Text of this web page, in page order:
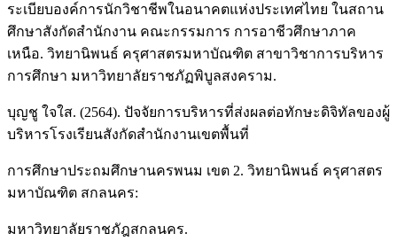
ระเบียบองค์การนักวิชาชีพในอนาคตแห่งประเทศไทย ในสถาน
ศึกษาสังกัดสำนักงาน คณะกรรมการ การอาชีวศึกษาภาค
เหนือ. วิทยานิพนธ์ ครุศาสตรมหาบัณฑิต สาขาวิชาการบริหาร
การศึกษา มหาวิทยาลัยราชภัฏพิบูลสงคราม.
บุญชู ใจใส. (2564). ปัจจัยการบริหารที่ส่งผลต่อทักษะดิจิทัลของผู้
บริหารโรงเรียนสังกัดสำนักงานเขตพื้นที่
การศึกษาประถมศึกษานครพนม เขต 2. วิทยานิพนธ์ ครุศาสตร
มหาบัณฑิต สกลนคร:
มหาวิทยาลัยราชภัฎสกลนคร.